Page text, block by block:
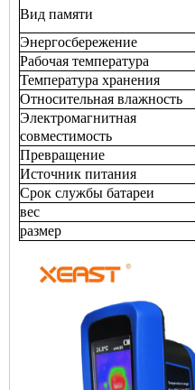
Вид памяти
Энергосбережение
Рабочая температура
Температура хранения
Относительная влажность
Электромагнитная
совместимость
Превращение
Источник питания
Срок службы батареи
вес
размер